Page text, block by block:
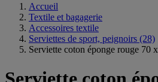
Accueil
Textile et bagagerie
Accessoires textile
Serviettes de sport, peignoirs (28)
Serviette coton éponge rouge 70